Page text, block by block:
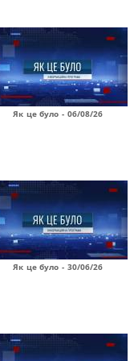
Як це було - 06/08/26
Як це було - 30/06/26